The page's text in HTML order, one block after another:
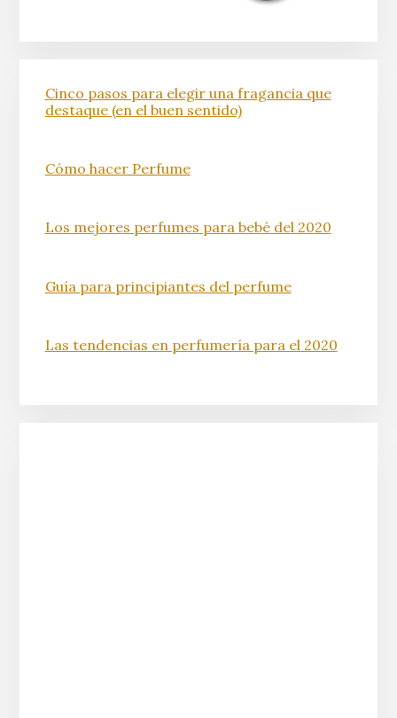
Cinco pasos para elegir una fragancia que
destaque (en el buen sentido)
Cómo hacer Perfume
Los mejores perfumes para bebé del 2020
Guía para principiantes del perfume
Las tendencias en perfumería para el 2020